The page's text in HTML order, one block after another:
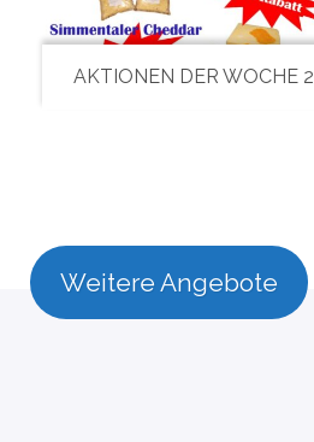
AKTIONEN DER WOCHE 2
Weitere Angebote